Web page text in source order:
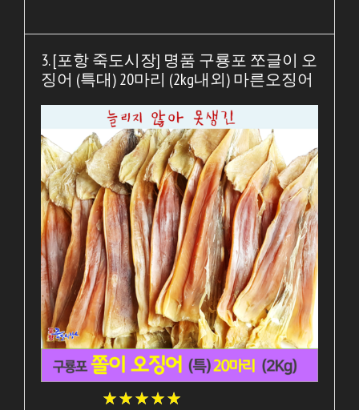
3. [포항 죽도시장] 명품 구룡포 쪼글이 오
징어 (특대) 20마리 (2kg내외) 마른오징어
★★★★★
★★★★★